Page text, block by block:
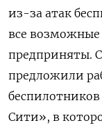
из-за атак
все
предприняты.
предложили
Сити», в